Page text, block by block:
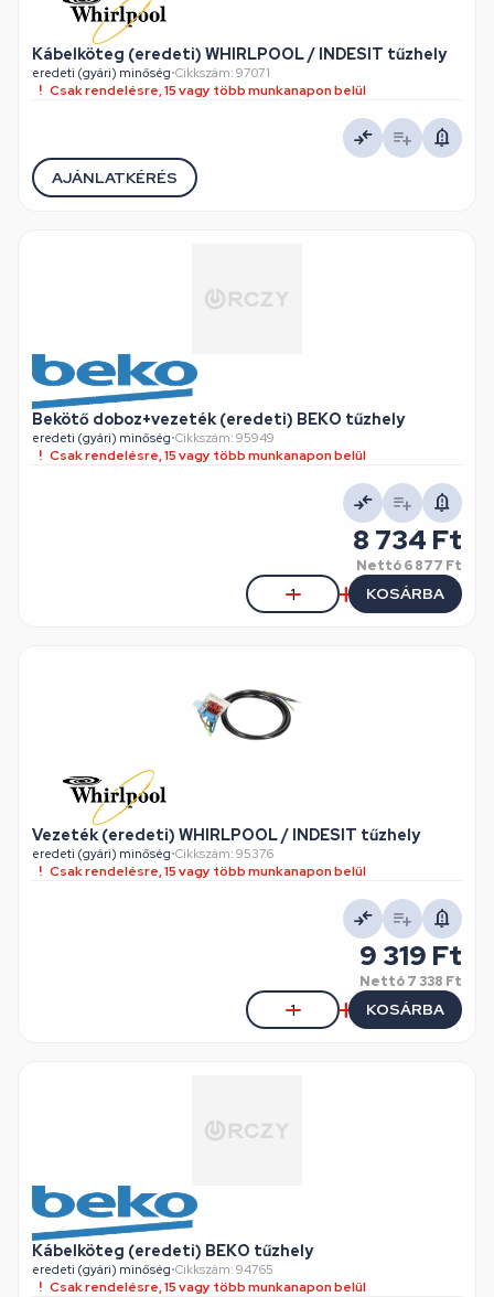
Kábelköteg (eredeti) WHIRLPOOL / INDESIT tűzhely
eredeti (gyári) minőség•Cikkszám: 97071
Csak rendelésre, 15 vagy több munkanapon belül
AJÁNLATKÉRÉS
Bekötő doboz+vezeték (eredeti) BEKO tűzhely
eredeti (gyári) minőség•Cikkszám: 95949
Csak rendelésre, 15 vagy több munkanapon belül
8 734 Ft
Nettó6 877 Ft
KOSÁRBA
Vezeték (eredeti) WHIRLPOOL / INDESIT tűzhely
eredeti (gyári) minőség•Cikkszám: 95376
Csak rendelésre, 15 vagy több munkanapon belül
9 319 Ft
Nettó7 338 Ft
KOSÁRBA
Kábelköteg (eredeti) BEKO tűzhely
eredeti (gyári) minőség•Cikkszám: 94765
Csak rendelésre, 15 vagy több munkanapon belül